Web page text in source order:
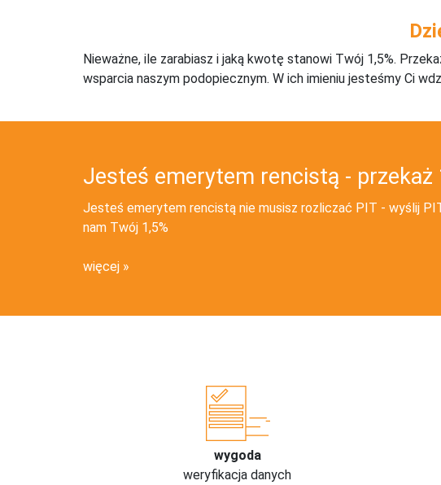
Nieważne, ile zarabiasz i jaką kwotę stanowi Twój 1,5%.
wsparcia naszym podopiecznym. W ich imieniu jesteśmy Ci
Jesteś emerytem rencistą - przekaż
Jesteś emerytem rencistą nie musisz rozliczać PIT - wyślij
nam Twój 1,5%
więcej
wygoda
weryfikacja danych